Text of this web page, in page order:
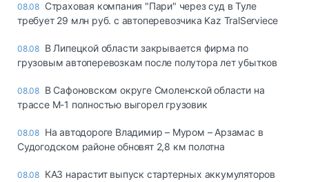
08.08 Страховая компания "Пари" через суд в Туле
требует 29 млн руб. с автоперевозчика Kaz TralServiece
08.08 В Липецкой области закрывается фирма по
грузовым автоперевозкам после полутора лет убытков
08.08 В Сафоновском округе Смоленской области на
трассе М-1 полностью выгорел грузовик
08.08 На автодороге Владимир – Муром – Арзамас в
Судогодском районе обновят 2,8 км полотна
08.08 КАЗ нарастит выпуск стартерных аккумуляторов